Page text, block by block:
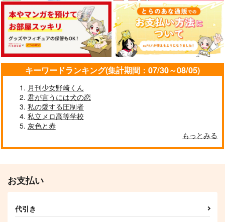
DAILY
arcana8
629円（税込）
サンプル
ごじょにゃんとゆじく
五条悟×虎杖悠仁
護衛対象はトップアイ
じゃがいも畑
専売 1,572円（税込）
呪術廻戦
五条悟×虎杖悠仁
キーワードランキング(集計期間：07/30～08/05)
月刊少女野崎くん
君が言うには犬の恋
私の愛する圧制者
私立メロ高等学校
灰色と赤
もっとみる
お支払い
代引き